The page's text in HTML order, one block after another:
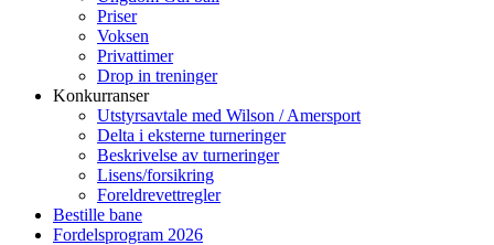
Priser
Voksen
Privattimer
Drop in treninger
Konkurranser
Utstyrsavtale med Wilson / Amersport
Delta i eksterne turneringer
Beskrivelse av turneringer
Lisens/forsikring
Foreldrevettregler
Bestille bane
Fordelsprogram 2026